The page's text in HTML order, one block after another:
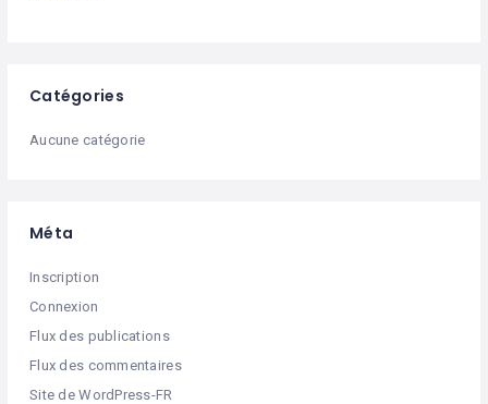
Catégories
Aucune catégorie
Méta
Inscription
Connexion
Flux des publications
Flux des commentaires
Site de WordPress-FR